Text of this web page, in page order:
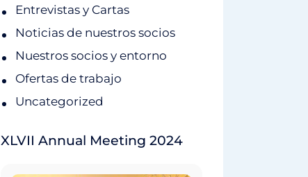
Entrevistas y Cartas
Noticias de nuestros socios
Nuestros socios y entorno
Ofertas de trabajo
Uncategorized
XLVII Annual Meeting 2024